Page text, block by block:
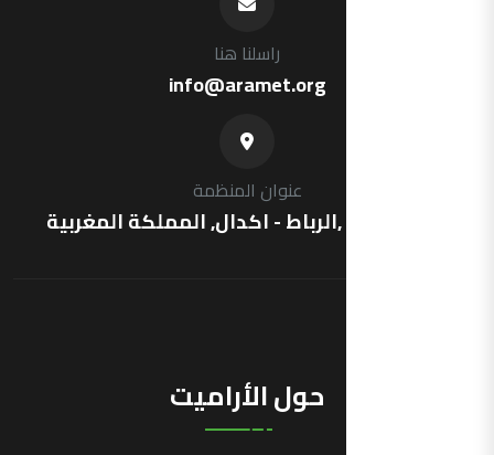
راسلنا هنا
info@aramet.org
عنوان المنظمة
شارع فرنسا ,الرباط - اكدال, المملكة المغربية
حول الأراميت